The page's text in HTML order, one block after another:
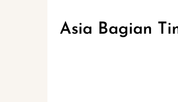
Asia Bagian